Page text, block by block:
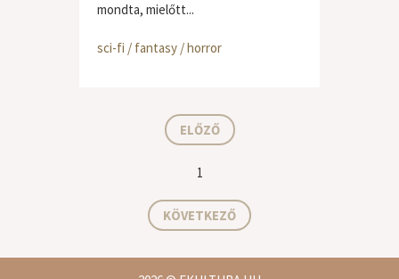
mondta, mielőtt...
sci-fi / fantasy / horror
ELŐZŐ
1
KÖVETKEZŐ